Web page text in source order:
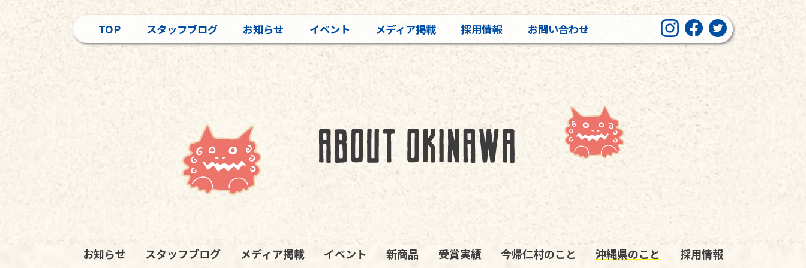
TOP スタッフブログ お知らせ イベント メディア掲載 採用情報 お問い合わせ
お知らせ スタッフブログ メディア掲載 イベント 新商品 受賞実績 今帰仁村のこと 沖縄県のこと 採用情報